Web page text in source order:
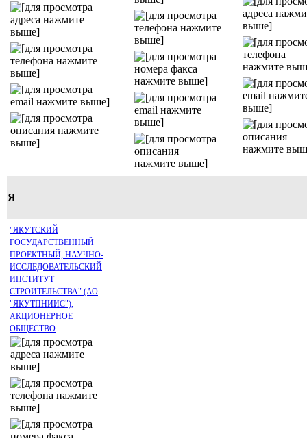
Я
"ЯКУТСКИЙ
ГОСУДАРСТВЕННЫЙ
ПРОЕКТНЫЙ, НАУЧНО-
ИССЛЕДОВАТЕЛЬСКИЙ
ИНСТИТУТ
СТРОИТЕЛЬСТВА" (АО
"ЯКУТПНИИС"),
АКЦИОНЕРНОЕ
ОБЩЕСТВО